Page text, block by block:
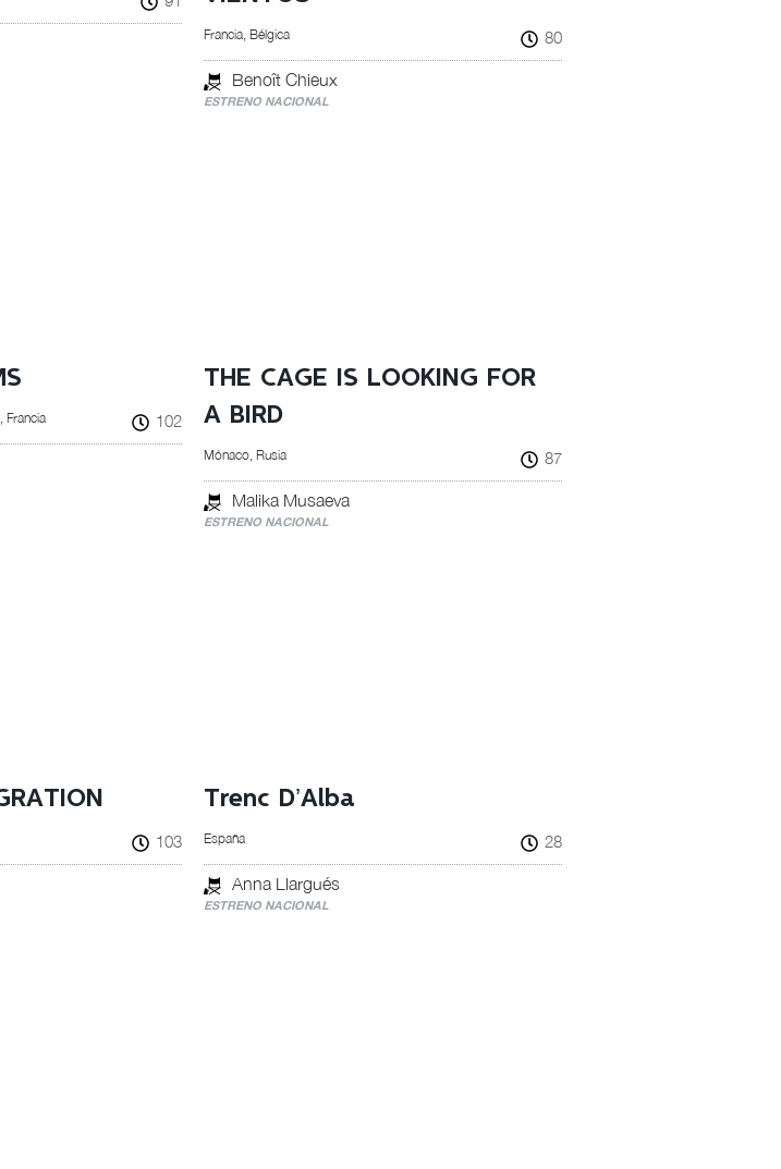
Francia, Bélgica 80
Benoît Chieux
ESTRENO NACIONAL
Francia 102
THE CAGE IS LOOKING FOR
A BIRD
Mónaco, Rusia 87
Malika Musaeva
ESTRENO NACIONAL
103
Trenc D’Alba
España 28
Anna Llargués
ESTRENO NACIONAL